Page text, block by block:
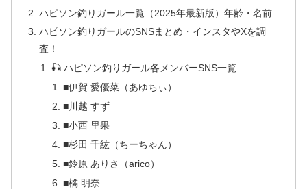
ハピソン釣りガール一覧（2025年最新版）年齢・名前
ハピソン釣りガールのSNSまとめ・インスタやXを調
査！
🎣 ハピソン釣りガール各メンバーSNS一覧
■伊賀 愛優菜（あゆちぃ）
■川越 すず
■小西 里果
■杉田 千紘（ちーちゃん）
■鈴原 ありさ（arico）
■橘 明奈